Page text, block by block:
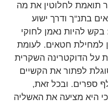
תואמת לחלוטין את מה
בתנ“ך ודרך ישוע
להיות נאמן לחוקי
למחילת חטאים. לעומת
על הדוקטרינה השקרית
לפתור את הקשיים
ספרים. ובכל זאת,
היא מציעה את האשליה